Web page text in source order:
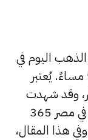
اليوم في
مصر ليوم الثلاثاء 7 يوليو الساعة 9:40 مساءً. يُعتبر
وقد شهدت
أسعار الذهب تغيرات كثيرة، لذلك قمنا في مصر 365
هذا المقال،